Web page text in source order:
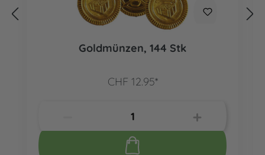
Goldmünzen, 144 Stk
CHF 12.95*